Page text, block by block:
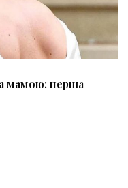
мамою: перша